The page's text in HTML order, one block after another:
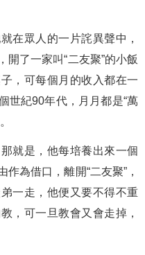
在眾人的一片詫異聲中，
了一家叫“二友聚”的小飯
，可每個月的收入都在一
世紀90年代，月月都是“萬
就是，他每培養出來一個
為借口，離開“二友聚”，
一走，他便又要不得不重
，可一旦教會又會走掉，